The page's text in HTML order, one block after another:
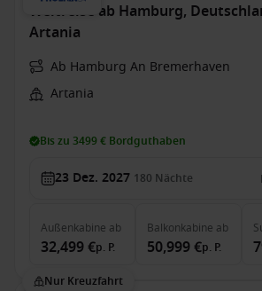
Weltreise ab Hamburg,
Artania
Ab Hamburg An Bremerhaven
Artania
Bis zu 3499 € Bordguthaben
23 Dez. 2027 180 Nächte
Außenkabine ab
32,499 €p. P.
Balkonkabine ab
50,999 €p. P.
Nur Kreuzfahrt